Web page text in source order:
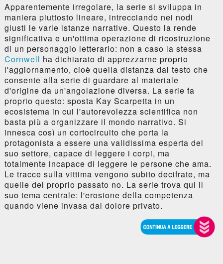
Apparentemente irregolare, la serie si sviluppa in
maniera piuttosto lineare, intrecciando nei nodi
giusti le varie istanze narrative. Questo la rende
significativa e un'ottima operazione di ricostruzione
di un personaggio letterario: non a caso la stessa
Cornwell ha dichiarato di apprezzarne proprio
l'aggiornamento, cioè quella distanza dal testo che
consente alla serie di guardare al materiale
d'origine da un'angolazione diversa. La serie fa
proprio questo: sposta Kay Scarpetta in un
ecosistema in cui l'autorevolezza scientifica non
basta più a organizzare il mondo narrativo. Si
innesca così un cortocircuito che porta la
protagonista a essere una validissima esperta del
suo settore, capace di leggere i corpi, ma
totalmente incapace di leggere le persone che ama.
Le tracce sulla vittima vengono subito decifrate, ma
quelle del proprio passato no. La serie trova qui il
suo tema centrale: l'erosione della competenza
quando viene invasa dal dolore privato.